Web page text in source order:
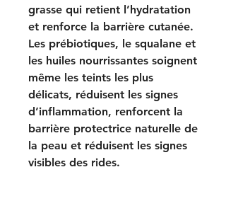
grasse qui retient l’hydratation
et renforce la barrière cutanée.
Les prébiotiques, le squalane et
les huiles nourrissantes soignent
même les teints les plus
délicats, réduisent les signes
d’inflammation, renforcent la
barrière protectrice naturelle de
la peau et réduisent les signes
visibles des rides.